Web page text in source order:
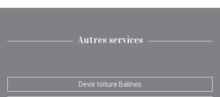
Autres services
Devis toiture Balines